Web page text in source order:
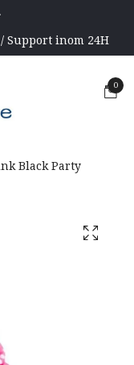
Support inom 24H
0
Black Party